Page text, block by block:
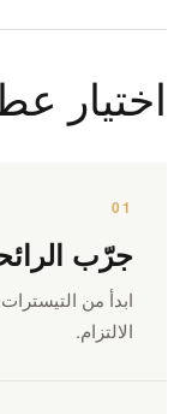
اختيار
01
جرّب
الالتزام.